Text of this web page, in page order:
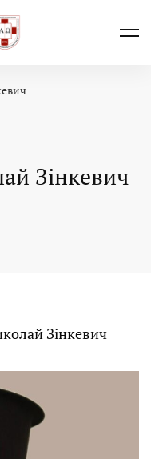
Зінкевич
Зінкевич